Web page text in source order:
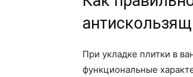
При укладке плитки в
функциональные